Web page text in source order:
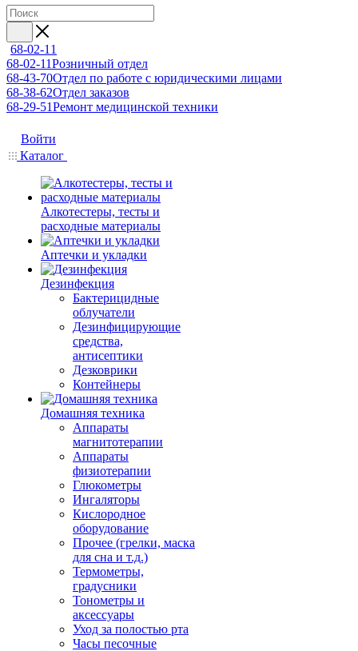
68-02-11
68-02-11Розничный отдел
68-43-70Отдел по работе с юридическими лицами
68-38-62Отдел заказов
68-29-51Ремонт медицинской техники
Войти
Каталог
Алкотестеры, тесты и
расходные материалы
Аптечки и укладки
Дезинфекция
Бактерицидные
облучатели
Дезинфицирующие
средства,
антисептики
Дезковрики
Контейнеры
Домашняя техника
Аппараты
магнитотерапии
Аппараты
физиотерапии
Глюкометры
Ингаляторы
Кислородное
оборудование
Прочее (грелки, маска
для сна и т.д.)
Термометры,
градусники
Тонометры и
аксессуары
Уход за полостью рта
Часы песочные